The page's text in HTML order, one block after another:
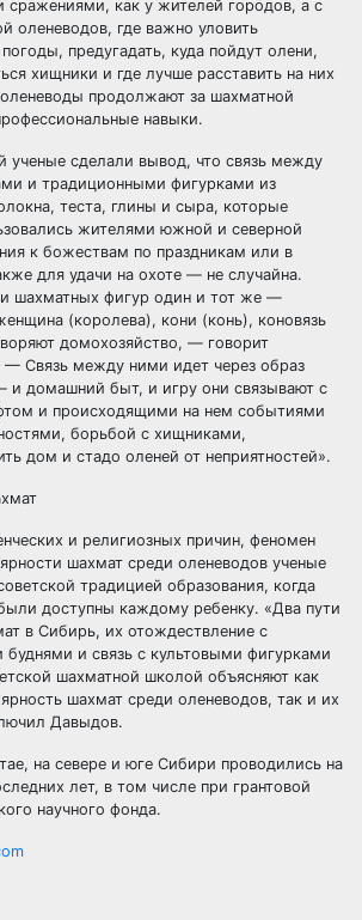
сражениями, как у жителей городов, а с
оленеводов, где важно уловить
предугадать, куда пойдут олени,
хищники и где лучше расставить на них
продолжают за шахматной
навыки.
ученые сделали вывод, что связь между
и традиционными фигурками из
теста, глины и сыра, которые
жителями южной и северной
к божествам по праздникам или в
для удачи на охоте — не случайна.
шахматных фигур один и тот же —
(королева), кони (конь), коновязь
домохозяйство, — говорит
Связь между ними идет через образ
и домашний быт, и игру они связывают с
и происходящими на нем событиями
борьбой с хищниками,
дом и стадо оленей от неприятностей».
и религиозных причин, феномен
шахмат среди оленеводов ученые
традицией образования, когда
доступны каждому ребенку. «Два пути
в Сибирь, их отождествление с
и связь с культовыми фигурками
шахматной школой объясняют как
шахмат среди оленеводов, так и их
Давыдов.
на севере и юге Сибири проводились на
лет, в том числе при грантовой
научного фонда.